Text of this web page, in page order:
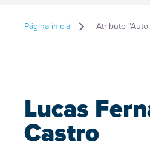
Página inicial
Lucas
Castro